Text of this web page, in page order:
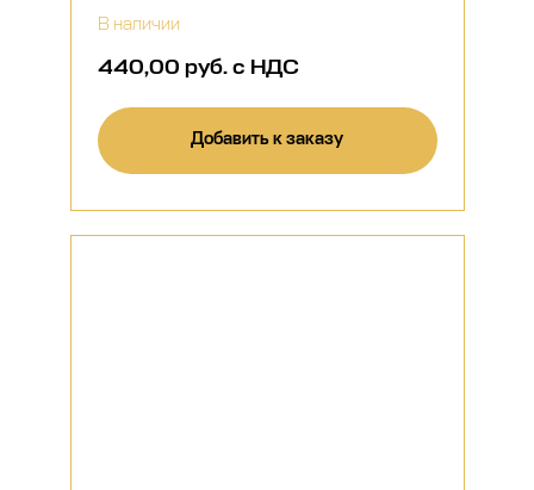
В наличии
440,00 руб. с НДС
Добавить к заказу